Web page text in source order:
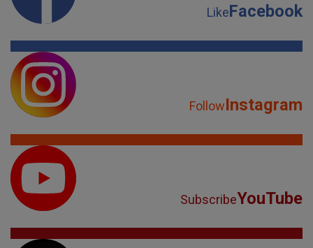
LikeFacebook
FollowInstagram
SubscribeYouTube